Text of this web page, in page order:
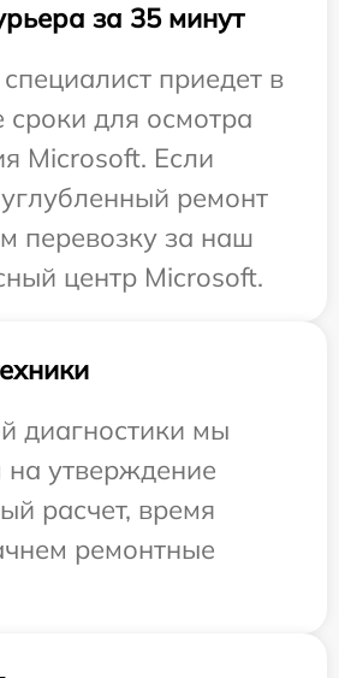
за 35 минут
приедет в
сроки для осмотра
Microsoft. Если
ремонт
перевозку за наш
центр Microsoft.
диагностики мы
на утверждение
расчет, время
ремонтные